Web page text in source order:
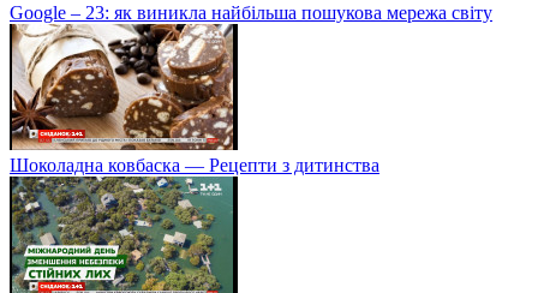
Google – 23: як виникла найбільша пошукова мережа світу
Шоколадна ковбаска — Рецепти з дитинства